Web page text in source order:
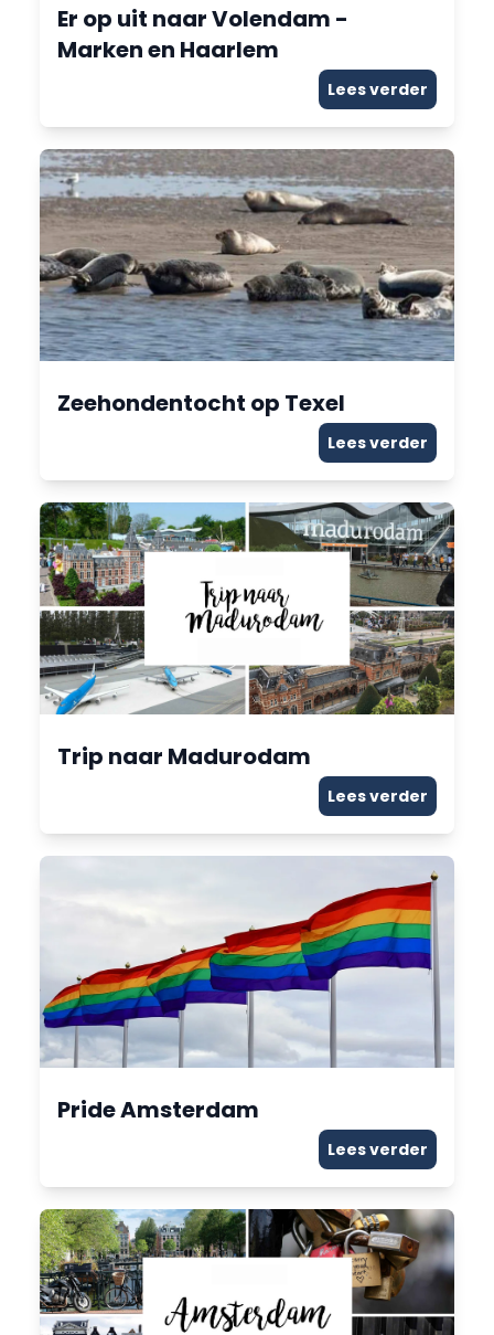
Er op uit naar Volendam -
Marken en Haarlem
Lees verder
Zeehondentocht op Texel
Lees verder
Trip naar Madurodam
Lees verder
Pride Amsterdam
Lees verder